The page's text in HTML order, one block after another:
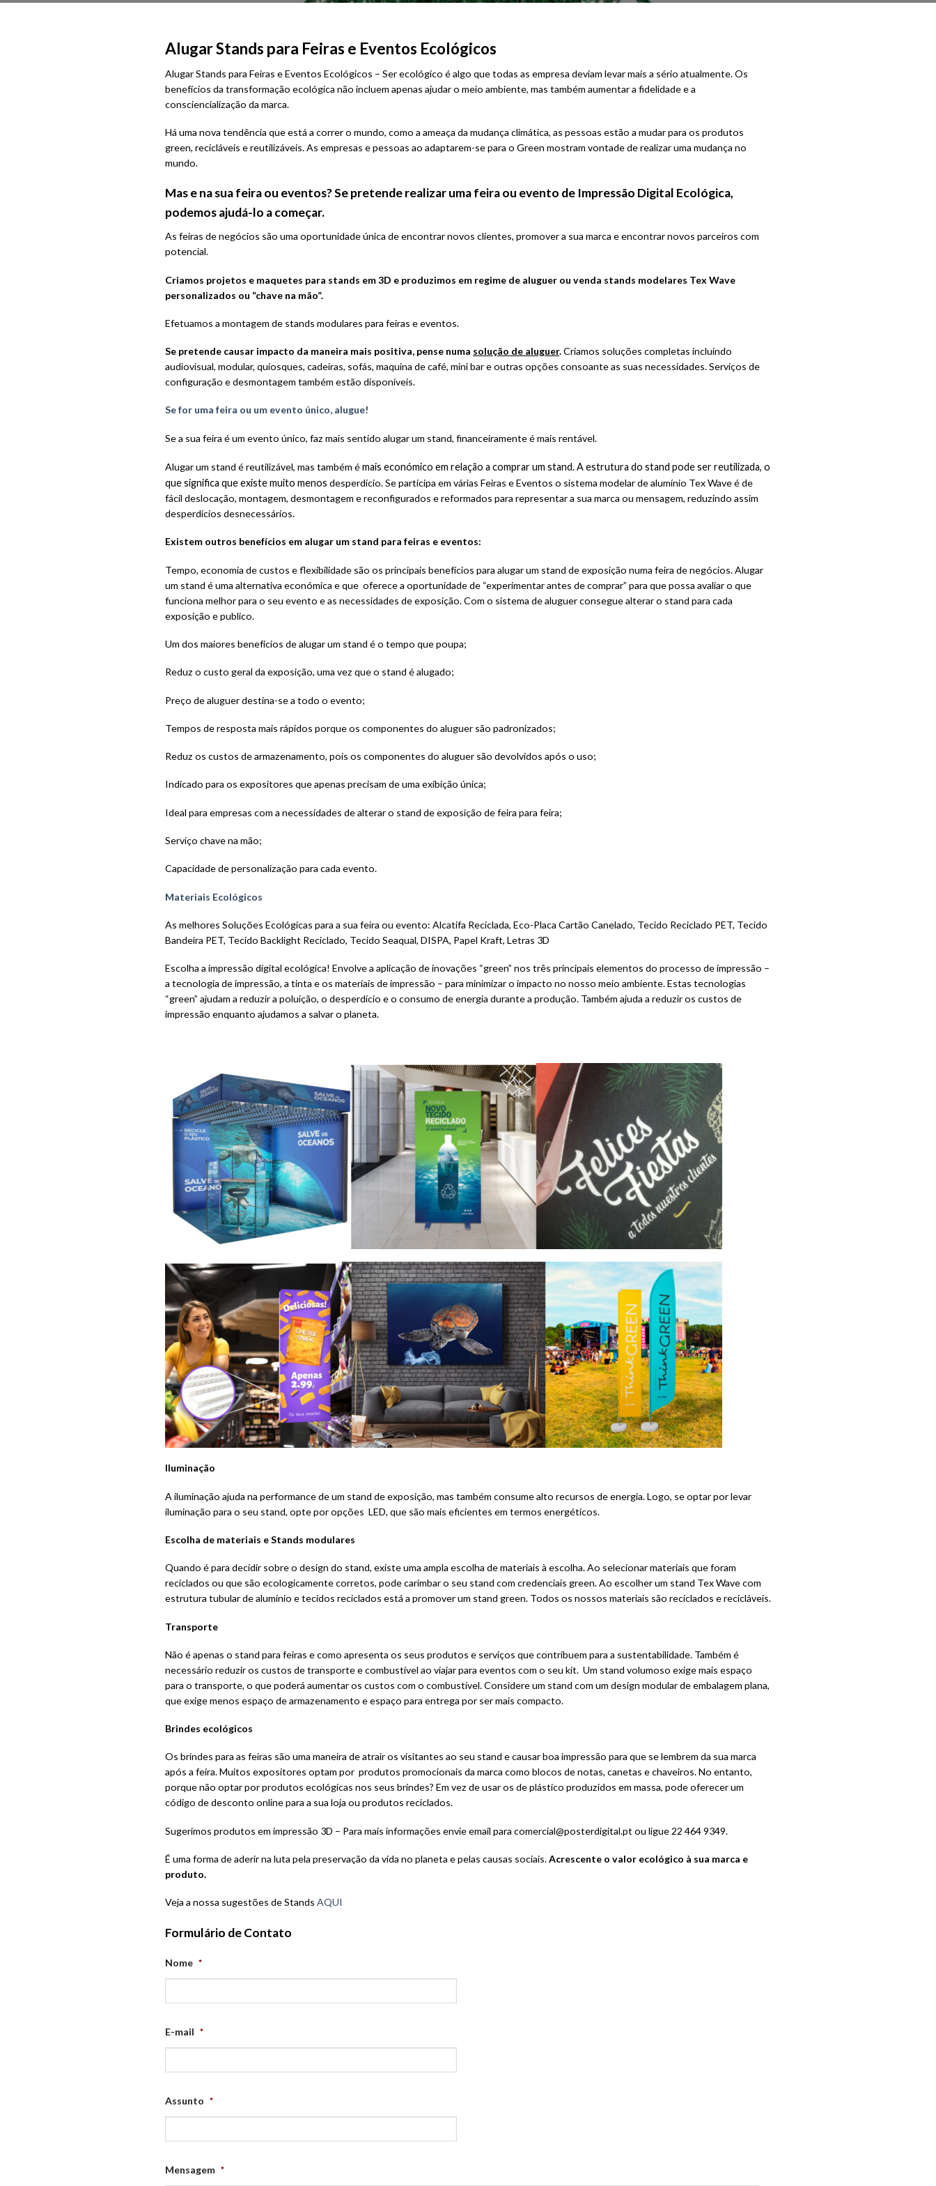
Alugar Stands para Feiras e Eventos Ecológicos
Alugar Stands para Feiras e Eventos Ecológicos – Ser ecológico é algo que todas as empresa deviam levar mais a sério atualmente. Os
benefícios da transformação ecológica não incluem apenas ajudar o meio ambiente, mas também aumentar a fidelidade e a
consciencialização da marca.
Há uma nova tendência que está a correr o mundo, como a ameaça da mudança climática, as pessoas estão a mudar para os produtos
green, recicláveis e reutilizáveis. As empresas e pessoas ao adaptarem-se para o Green mostram vontade de realizar uma mudança no
mundo.
Mas e na sua feira ou eventos? Se pretende realizar uma feira ou evento de Impressão Digital Ecológica,
podemos ajudá-lo a começar.
As feiras de negócios são uma oportunidade única de encontrar novos clientes, promover a sua marca e encontrar novos parceiros com
potencial.
Criamos projetos e maquetes para stands em 3D e produzimos em regime de aluguer ou venda stands modelares Tex Wave
personalizados ou “chave na mão”.
Efetuamos a montagem de stands modulares para feiras e eventos.
Se pretende causar impacto da maneira mais positiva, pense numa solução de aluguer.Criamos soluções completas incluindo
audiovisual, modular, quiosques, cadeiras, sofás, maquina de café, mini bar e outras opções consoante as suas necessidades. Serviços de
configuração e desmontagem também estão disponíveis.
Se for uma feira ou um evento único, alugue!
Se a sua feira é um evento único, faz mais sentido alugar um stand, financeiramente é mais rentável.
Alugar um stand é reutilizável, mas também émais económico em relação a comprar um stand. A estrutura do stand pode ser reutilizada, o
que significa que existe muito menos desperdício. Se participa em várias Feiras e Eventos o sistema modelar de alumínio Tex Wave é de
fácil deslocação, montagem, desmontagem e reconfigurados e reformados para representar a sua marca ou mensagem, reduzindo assim
desperdícios desnecessários.
Existem outros benefícios em alugar um stand para feiras e eventos:
Tempo, economia de custos e flexibilidade são os principais benefícios para alugar um stand de exposição numa feira de negócios. Alugar
um stand é uma alternativa económica e que oferece a oportunidade de “experimentar antes de comprar” para que possa avaliar o que
funciona melhor para o seu evento e as necessidades de exposição. Com o sistema de aluguer consegue alterar o stand para cada
exposição e publico.
Um dos maiores benefícios de alugar um stand é o tempo que poupa;
Reduz o custo geral da exposição, uma vez que o stand é alugado;
Preço de aluguer destina-se a todo o evento;
Tempos de resposta mais rápidos porque os componentes do aluguer são padronizados;
Reduz os custos de armazenamento, pois os componentes do aluguer são devolvidos após o uso;
Indicado para os expositores que apenas precisam de uma exibição única;
Ideal para empresas com a necessidades de alterar o stand de exposição de feira para feira;
Serviço chave na mão;
Capacidade de personalização para cada evento.
Materiais Ecológicos
As melhores Soluções Ecológicas para a sua feira ou evento: Alcatifa Reciclada, Eco-Placa Cartão Canelado, Tecido Reciclado PET, Tecido
Bandeira PET, Tecido Backlight Reciclado, Tecido Seaqual, DISPA, Papel Kraft, Letras 3D
Escolha a impressão digital ecológica! Envolve a aplicação de inovações “green” nos três principais elementos do processo de impressão –
a tecnologia de impressão, a tinta e os materiais de impressão – para minimizar o impacto no nosso meio ambiente. Estas tecnologias
“green” ajudam a reduzir a poluição, o desperdício e o consumo de energia durante a produção. Também ajuda a reduzir os custos de
impressão enquanto ajudamos a salvar o planeta.
Iluminação
A iluminação ajuda na performance de um stand de exposição, mas também consume alto recursos de energia. Logo, se optar por levar
iluminação para o seu stand, opte por opções LED, que são mais eficientes em termos energéticos.
Escolha de materiais e Stands modulares
Quando é para decidir sobre o design do stand, existe uma ampla escolha de materiais à escolha. Ao selecionar materiais que foram
reciclados ou que são ecologicamente corretos, pode carimbar o seu stand com credenciais green. Ao escolher um stand Tex Wave com
estrutura tubular de alumínio e tecidos reciclados está a promover um stand green. Todos os nossos materiais são reciclados e recicláveis.
Transporte
Não é apenas o stand para feiras e como apresenta os seus produtos e serviços que contribuem para a sustentabilidade. Também é
necessário reduzir os custos de transporte e combustível ao viajar para eventos com o seu kit. Um stand volumoso exige mais espaço
para o transporte, o que poderá aumentar os custos com o combustível. Considere um stand com um design modular de embalagem plana,
que exige menos espaço de armazenamento e espaço para entrega por ser mais compacto.
Brindes ecológicos
Os brindes para as feiras são uma maneira de atrair os visitantes ao seu stand e causar boa impressão para que se lembrem da sua marca
após a feira. Muitos expositores optam por produtos promocionais da marca como blocos de notas, canetas e chaveiros. No entanto,
porque não optar por produtos ecológicas nos seus brindes? Em vez de usar os de plástico produzidos em massa, pode oferecer um
código de desconto online para a sua loja ou produtos reciclados.
Sugerimos produtos em impressão 3D – Para mais informações envie email para comercial@posterdigital.pt ou ligue22 464 9349.
É uma forma de aderir na luta pela preservação da vida no planeta e pelas causas sociais.Acrescente o valor ecológico à sua marca e
produto.
Veja a nossa sugestões de Stands AQUI
Formulário de Contato
Nome *
E-mail *
Assunto *
Mensagem *